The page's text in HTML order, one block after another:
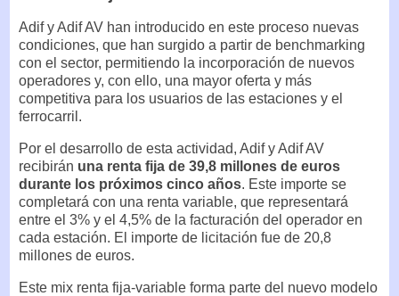
Adif y Adif AV han introducido en este proceso nuevas
condiciones, que han surgido a partir de benchmarking
con el sector, permitiendo la incorporación de nuevos
operadores y, con ello, una mayor oferta y más
competitiva para los usuarios de las estaciones y el
ferrocarril.
Por el desarrollo de esta actividad, Adif y Adif AV
recibirán una renta fija de 39,8 millones de euros
durante los próximos cinco años. Este importe se
completará con una renta variable, que representará
entre el 3% y el 4,5% de la facturación del operador en
cada estación. El importe de licitación fue de 20,8
millones de euros.
Este mix renta fija-variable forma parte del nuevo modelo